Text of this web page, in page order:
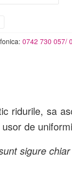
0742 730 057/
ridurile, sa
de
sigure